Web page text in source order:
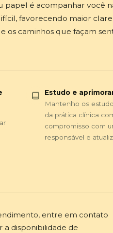
papel é acompanhar você
favorecendo maior
os caminhos que façam
Estudo e
Mantenho os
da prática clínica
compromisso com
responsável e
entre em contato
a disponibilidade de